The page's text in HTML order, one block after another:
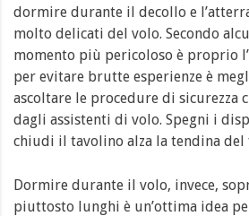
dormire durante il decollo e
molto delicati del volo. Secondo
momento più pericoloso è proprio
per evitare brutte esperienze è
ascoltare le procedure di sicurezza
dagli assistenti di volo. Spegni i
chiudi il tavolino alza la tendina del
Dormire durante il volo, invece,
piuttosto lunghi è un’ottima idea